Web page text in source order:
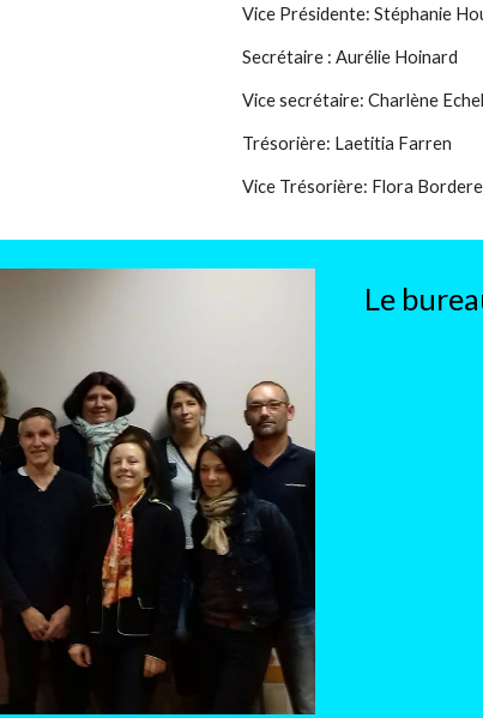
Vice Présidente: Stéphanie
Secrétaire : Aurélie Hoinard
Vice secrétaire: Charlène
Trésorière: Laetitia Farren
Vice Trésorière: Flora Bordere
Le